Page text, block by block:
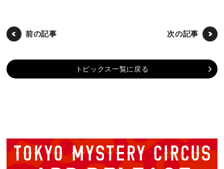
前の記事 次の記事
トピックス一覧に戻る